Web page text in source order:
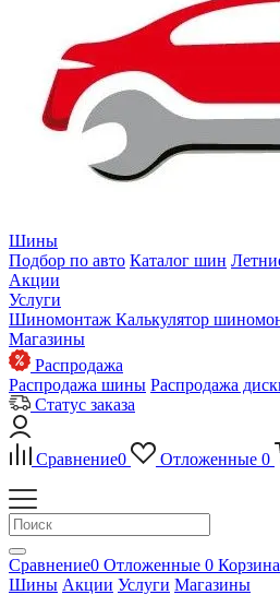
Шины
Подбор по авто Каталог шин
Акции
Услуги
Шиномонтаж Калькулятор
Магазины
Распродажа
Распродажа шины Распродажа
Статус заказа
Сравнение0 Отложенные 0
Сравнение0 Отложенные 0 Корзина
Шины Акции Услуги Магазины